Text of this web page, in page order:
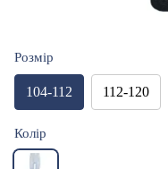
Розмір
104-112 112-120
Колір